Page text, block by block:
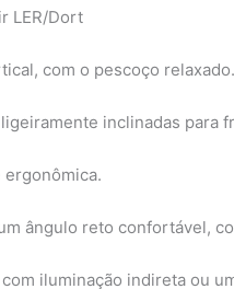
LER/Dort
com o pescoço relaxado.
inclinadas para
ergonômica.
ângulo reto confortável,
iluminação indireta ou